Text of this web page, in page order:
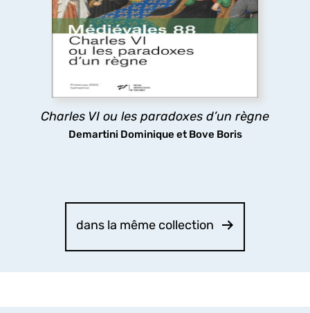
Charles VI ou les paradoxes d’un règne
Demartini Dominique et Bove Boris
Le long règne de Charles VI a longtemps été
considéré comme une catastrophe, pourtant les
arts et les lettres ont fleuri à sa cour, tandis que
sa folie même stimulait la réflexion politique : tels
découvrir
dans la même collection